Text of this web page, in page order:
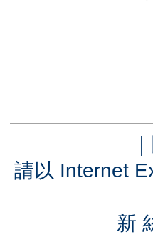
｜
請以 Internet
新